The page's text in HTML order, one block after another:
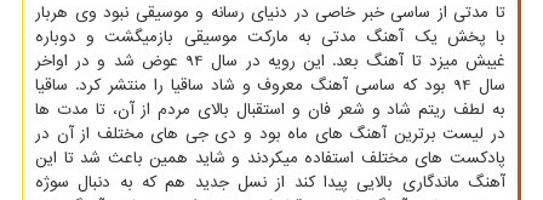
تا مدتی از ساسی خبر خاصی در دنیای رسانه و موسیقی نبود وی هربار
با پخش یک آهنگ مدتی به مارکت موسیقی بازمیگشت و دوباره
غیبش میزد تا آهنگ بعد. این رویه در سال 94 عوض شد و در اواخر
سال 94 بود که ساسی آهنگ معروف و شاد ساقیا را منتشر کرد. ساقیا
به لطف ریتم شاد و شعر فان و استقبال بالای مردم از آن، تا مدت ها
در لیست برترین آهنگ های ماه بود و دی جی های مختلف از آن در
پادکست های مختلف استفاده میکردند و شاید همین باعث شد تا این
آهنگ ماندگاری بالایی پیدا کند از نسل جدید هم که به دنبال سوژه